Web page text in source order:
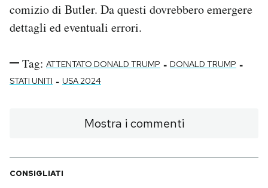
comizio di Butler. Da questi dovrebbero emergere
dettagli ed eventuali errori.
Tag: ATTENTATO DONALD TRUMP - DONALD TRUMP -
STATI UNITI - USA 2024
Mostra i commenti
CONSIGLIATI